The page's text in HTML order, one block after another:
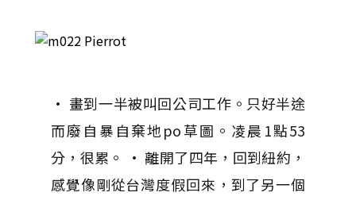
• 畫到一半被叫回公司工作。只好半途
而廢自暴自棄地po草圖。凌晨1點53
分，很累。 • 離開了四年，回到紐約，
感覺像剛從台灣度假回來，到了另一個